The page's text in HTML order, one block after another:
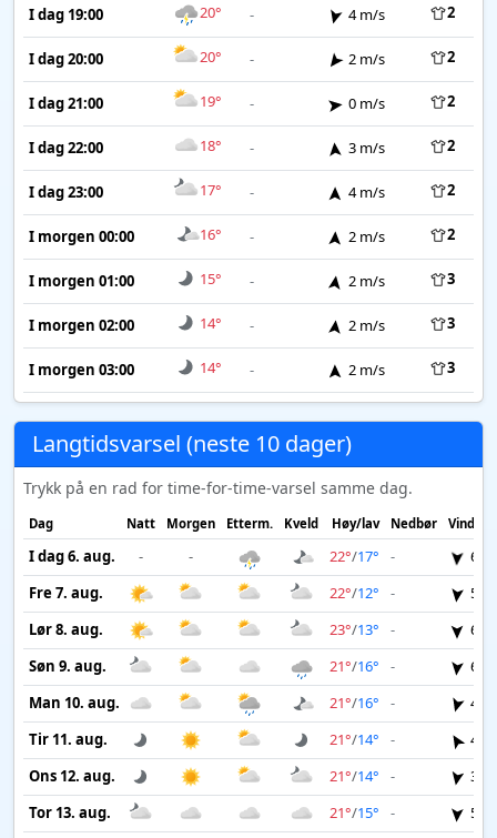
I dag 19:00 20° - 4 m/s 2
I dag 20:00 20° - 2 m/s 2
I dag 21:00 19° - 0 m/s 2
I dag 22:00 18° - 3 m/s 2
I dag 23:00 17° - 4 m/s 2
I morgen 00:00 16° - 2 m/s 2
I morgen 01:00 15° - 2 m/s 3
I morgen 02:00 14° - 2 m/s 3
I morgen 03:00 14° - 2 m/s 3
Langtidsvarsel (neste 10 dager)
Trykk på en rad for time-for-time-varsel samme dag.
Dag Natt Morgen Etterm. Kveld Høy/lav Nedbør Vind
I dag 6. aug. - - 22°/17° -
6
Fre 7. aug.
22°/12° -
5
Lør 8. aug.
23°/13° -
6
Søn 9. aug.
21°/16° -
6
Man 10. aug.
21°/16° -
4
Tir 11. aug.
21°/14° -
4
Ons 12. aug.
21°/14° -
3
Tor 13. aug.
21°/15° -
5